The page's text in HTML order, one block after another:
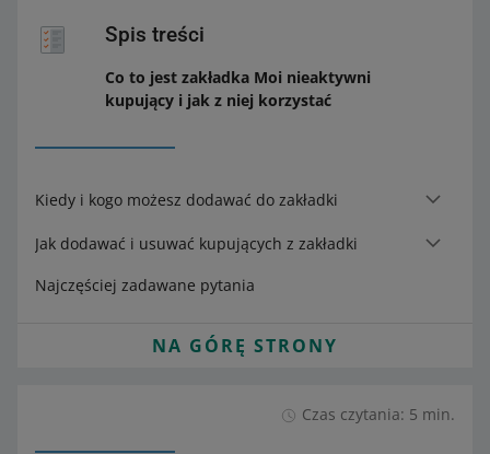
Spis treści
Co to jest zakładka Moi nieaktywni
kupujący i jak z niej korzystać
Kiedy i kogo możesz dodawać do zakładki
Jak dodawać i usuwać kupujących z zakładki
Najczęściej zadawane pytania
NA GÓRĘ STRONY
Czas czytania: 5 min.